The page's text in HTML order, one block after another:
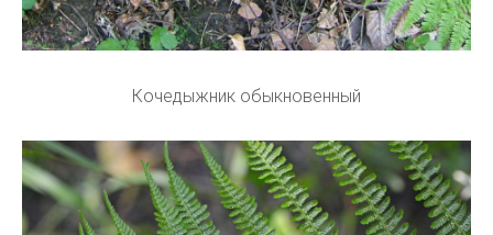
Кочедыжник обыкновенный